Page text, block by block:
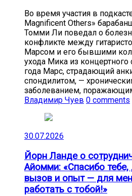
Во время участия в
Magnificent Others»
Томми Ли поведал о
конфликте между
Марсом и его бывшими
ухода Мика из концертного
года Марс, страдающий
спондилитом, —
заболеванием,
Владимир Чуев 0 comments
30.07.2026
Йорн Ланде о
Айомми: «Спасибо тебе,
вызов и опыт — для
работать с тобой!»